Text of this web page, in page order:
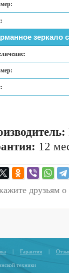
зеркало
12
друзьям
| Гарантия |
техники